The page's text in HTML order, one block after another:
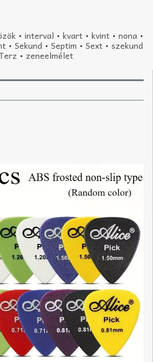
•interval •kvart •kvint •nona •
• Sekund • Septim • Sext • szekund
• zeneelmélet